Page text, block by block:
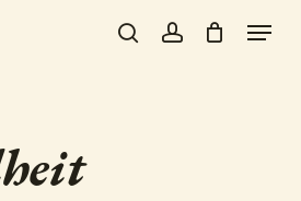
searchaccount
Menu